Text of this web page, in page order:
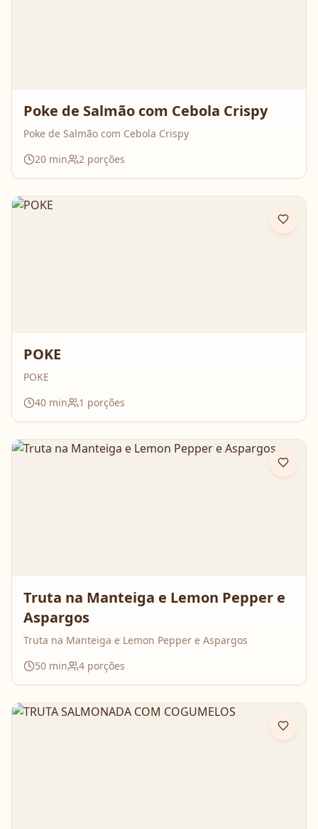
Poke de Salmão com Cebola Crispy
Poke de Salmão com Cebola Crispy
20 min 2 porções
POKE
POKE
40 min 1 porções
Truta na Manteiga e Lemon Pepper e
Aspargos
Truta na Manteiga e Lemon Pepper e Aspargos
50 min 4 porções